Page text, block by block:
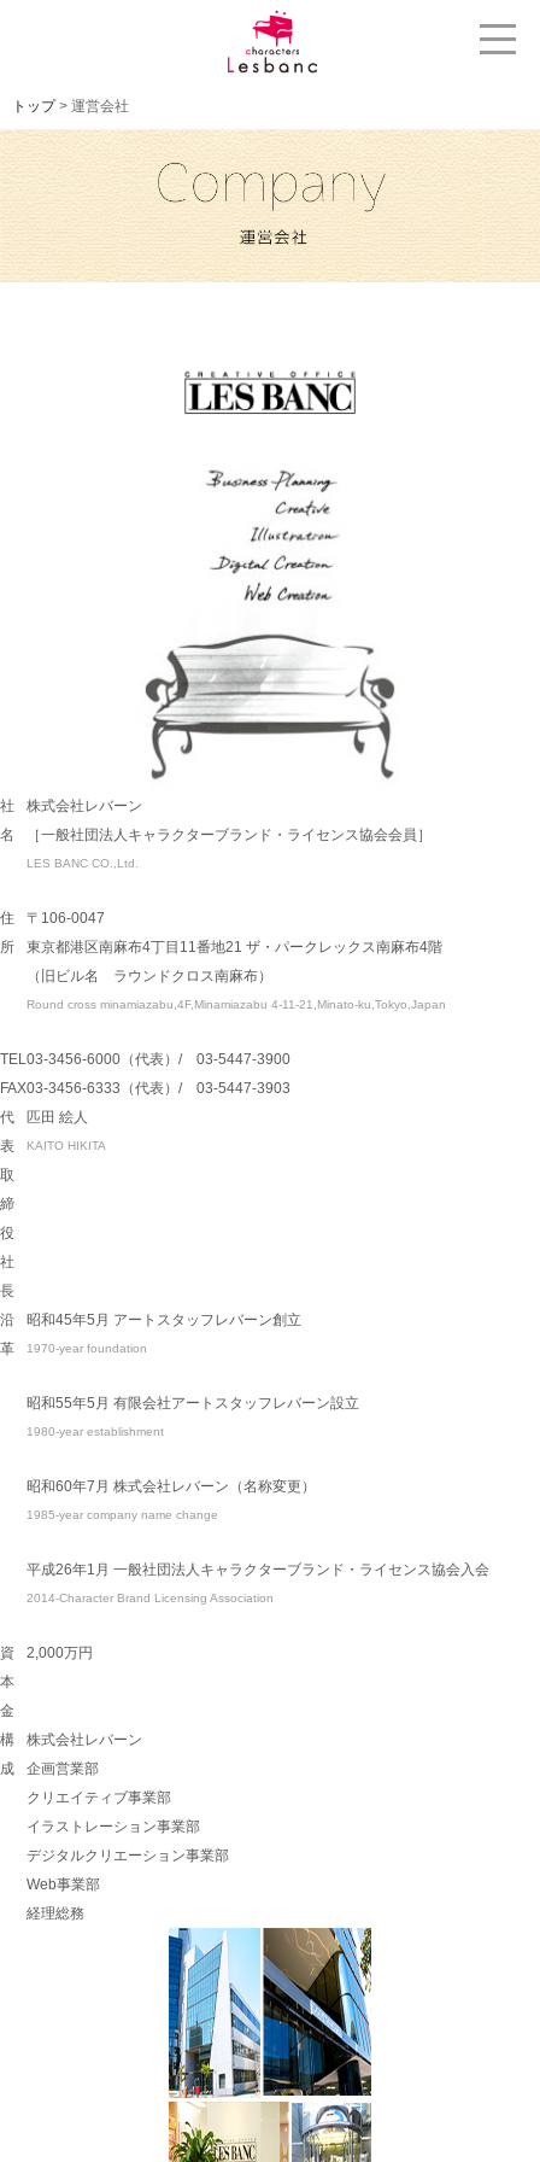
トップ> 運営会社
社
名
株式会社レバーン
［一般社団法人キャラクターブランド・ライセンス協会会員］
LES BANC CO.,Ltd.
住
所
〒106-0047
東京都港区南麻布4丁目11番地21 ザ・パークレックス南麻布4階
（旧ビル名 ラウンドクロス南麻布）
Round cross minamiazabu,4F,Minamiazabu 4-11-21,Minato-ku,Tokyo,Japan
TEL 03-3456-6000（代表）/ 03-5447-3900
FAX03-3456-6333（代表）/ 03-5447-3903
代
表
取
締
役
社
長
匹田 絵人
KAITO HIKITA
沿
革
昭和45年5月 アートスタッフレバーン創立
1970-year foundation
昭和55年5月 有限会社アートスタッフレバーン設立
1980-year establishment
昭和60年7月 株式会社レバーン（名称変更）
1985-year company name change
平成26年1月 一般社団法人キャラクターブランド・ライセンス協会入会
2014-Character Brand Licensing Association
資
本
金
2,000万円
構
成
株式会社レバーン
企画営業部
クリエイティブ事業部
イラストレーション事業部
デジタルクリエーション事業部
Web事業部
経理総務